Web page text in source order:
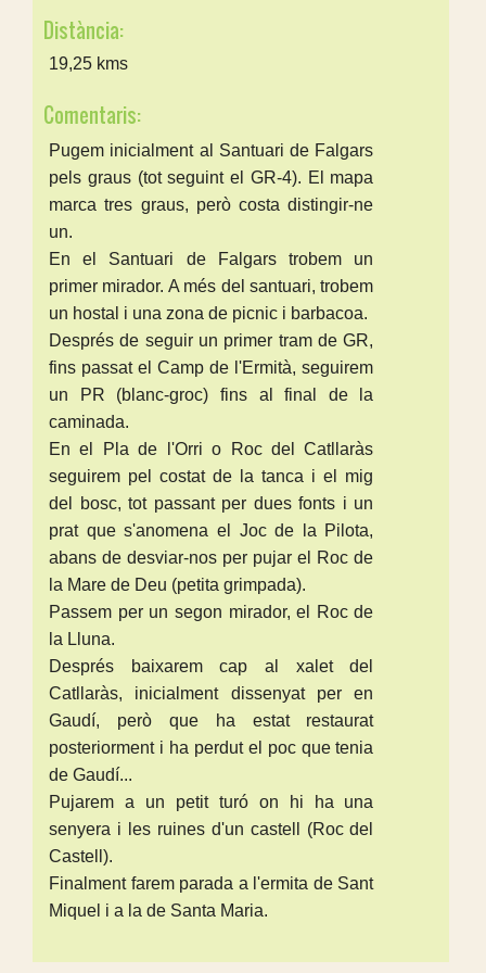
Distància:
19,25 kms
Comentaris:
Pugem inicialment al Santuari de Falgars
pels graus (tot seguint el GR-4). El mapa
marca tres graus, però costa distingir-ne
un.
En el Santuari de Falgars trobem un
primer mirador. A més del santuari, trobem
un hostal i una zona de picnic i barbacoa.
Després de seguir un primer tram de GR,
fins passat el Camp de l'Ermità, seguirem
un PR (blanc-groc) fins al final de la
caminada.
En el Pla de l'Orri o Roc del Catllaràs
seguirem pel costat de la tanca i el mig
del bosc, tot passant per dues fonts i un
prat que s'anomena el Joc de la Pilota,
abans de desviar-nos per pujar el Roc de
la Mare de Deu (petita grimpada).
Passem per un segon mirador, el Roc de
la Lluna.
Després baixarem cap al xalet del
Catllaràs, inicialment dissenyat per en
Gaudí, però que ha estat restaurat
posteriorment i ha perdut el poc que tenia
de Gaudí...
Pujarem a un petit turó on hi ha una
senyera i les ruines d'un castell (Roc del
Castell).
Finalment farem parada a l'ermita de Sant
Miquel i a la de Santa Maria.